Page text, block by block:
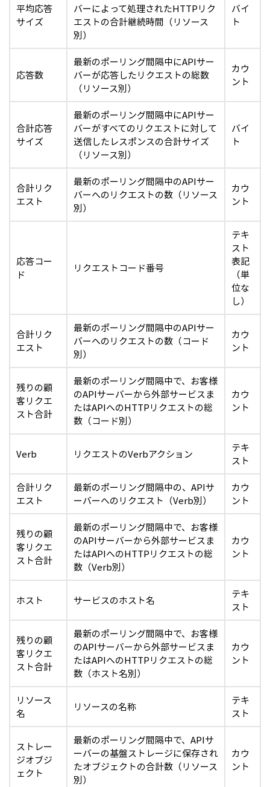
平均応答
サイズ
バーによって処理されたHTTPリク
エストの合計継続時間（リソース
別）
バイ
ト
応答数
最新のポーリング間隔中にAPIサー
バーが応答したリクエストの総数
（リソース別）
カウ
ント
合計応答
サイズ
最新のポーリング間隔中にAPIサー
バーがすべてのリクエストに対して
送信したレスポンスの合計サイズ
（リソース別）
バイ
ト
合計リク
エスト
最新のポーリング間隔中のAPIサー
バーへのリクエストの数（リソース
別）
カウ
ント
応答コー
ド
リクエストコード番号
テキ
スト
表記
（単
位な
し）
合計リク
エスト
最新のポーリング間隔中のAPIサー
バーへのリクエストの数（コード
別）
カウ
ント
残りの顧
客リクエ
スト合計
最新のポーリング間隔中で、お客様
のAPIサーバーから外部サービスま
たはAPIへのHTTPリクエストの総
数（コード別）
カウ
ント
Verb リクエストのVerbアクション
テキ
スト
合計リク
エスト
最新のポーリング間隔中の、APIサ
ーバーへのリクエスト（Verb別）
カウ
ント
残りの顧
客リクエ
スト合計
最新のポーリング間隔中で、お客様
のAPIサーバーから外部サービスま
たはAPIへのHTTPリクエストの総
数（Verb別）
カウ
ント
ホスト サービスのホスト名
テキ
スト
残りの顧
客リクエ
スト合計
最新のポーリング間隔中で、お客様
のAPIサーバーから外部サービスま
たはAPIへのHTTPリクエストの総
数（ホスト名別）
カウ
ント
リソース
名
リソースの名称
テキ
スト
ストレー
ジオブジ
ェクト
最新のポーリング間隔中で、APIサ
ーバーの基盤ストレージに保存され
たオブジェクトの合計数（リソース
別）
カウ
ント